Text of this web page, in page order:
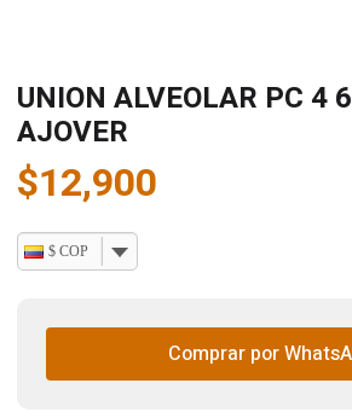
UNION ALVEOLAR PC 4
AJOVER
$12,900
$ COP
Comprar por